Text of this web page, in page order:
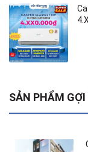
SẢN PHẨM GỢI